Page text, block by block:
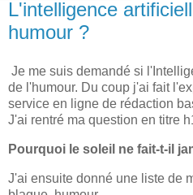
L'intelligence
humour ?
Je me suis demandé si
de l'humour. Du coup j'ai fait
service en ligne de rédaction
J'ai rentré ma question en titre
Pourquoi le soleil ne fait-t-il
J'ai ensuite donné une liste de